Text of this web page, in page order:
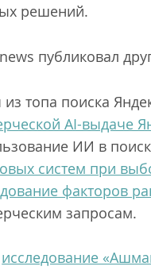
решений.
публиковал
из топа поиска
AI-выдаче
ИИ в
систем при
факторов
запросам.
исследование